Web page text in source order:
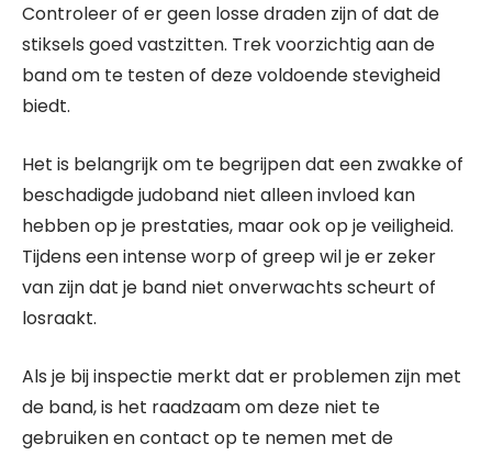
Controleer of er geen losse draden zijn of dat de
stiksels goed vastzitten. Trek voorzichtig aan de
band om te testen of deze voldoende stevigheid
biedt.
Het is belangrijk om te begrijpen dat een zwakke of
beschadigde judoband niet alleen invloed kan
hebben op je prestaties, maar ook op je veiligheid.
Tijdens een intense worp of greep wil je er zeker
van zijn dat je band niet onverwachts scheurt of
losraakt.
Als je bij inspectie merkt dat er problemen zijn met
de band, is het raadzaam om deze niet te
gebruiken en contact op te nemen met de